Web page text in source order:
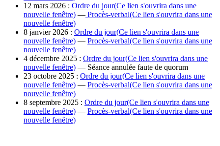
12 mars 2026 : Ordre du jour(Ce lien s'ouvrira dans une
nouvelle fenêtre) — Procès-verbal(Ce lien s'ouvrira dans une
nouvelle fenêtre)
8 janvier 2026 : Ordre du jour(Ce lien s'ouvrira dans une
nouvelle fenêtre) — Procès-verbal(Ce lien s'ouvrira dans une
nouvelle fenêtre)
4 décembre 2025 : Ordre du jour(Ce lien s'ouvrira dans une
nouvelle fenêtre) — Séance annulée faute de quorum
23 octobre 2025 : Ordre du jour(Ce lien s'ouvrira dans une
nouvelle fenêtre) — Procès-verbal(Ce lien s'ouvrira dans une
nouvelle fenêtre)
8 septembre 2025 : Ordre du jour(Ce lien s'ouvrira dans une
nouvelle fenêtre) — Procès-verbal(Ce lien s'ouvrira dans une
nouvelle fenêtre)